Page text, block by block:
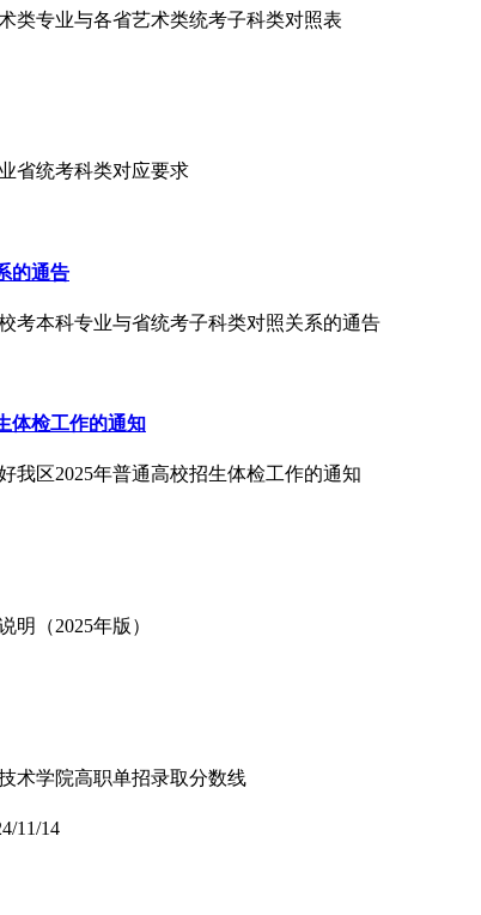
类专业与各省艺术类统考子科类对照表
省统考科类对应要求
的通告
考本科专业与省统考子科类对照关系的通告
体检工作的通知
我区2025年普通高校招生体检工作的通知
（2025年版）
术学院高职单招录取分数线
11/14